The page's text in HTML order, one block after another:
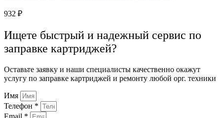
932 ₽
Ищете быстрый и надежный сервис по
заправке картриджей?
Оставьте заявку и наши специалисты качественно окажут
услугу по заправке картриджей и ремонту любой орг. техники
Имя
Телефон *
Email *